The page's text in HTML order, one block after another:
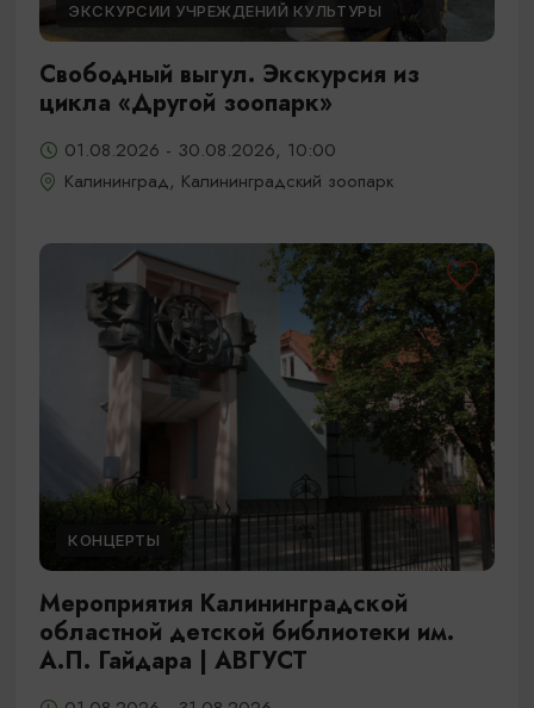
ЭКСКУРСИИ УЧРЕЖДЕНИЙ КУЛЬТУРЫ
Свободный выгул. Экскурсия из
цикла «Другой зоопарк»
01.08.2026 - 30.08.2026, 10:00
Калининград, Калининградский зоопарк
КОНЦЕРТЫ
Мероприятия Калининградской
областной детской библиотеки им.
А.П. Гайдара | АВГУСТ